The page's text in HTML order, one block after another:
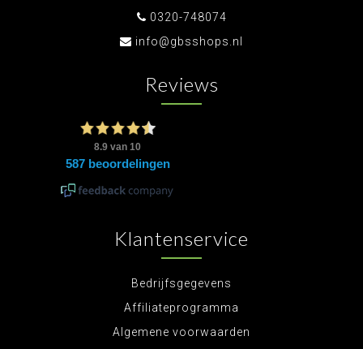
0320-748074
info@gbsshops.nl
Reviews
Klantenservice
Bedrijfsgegevens
Affiliateprogramma
Algemene voorwaarden